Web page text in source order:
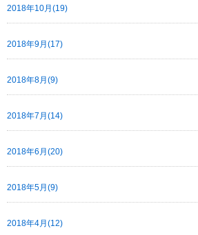
2018年10月(19)
2018年9月(17)
2018年8月(9)
2018年7月(14)
2018年6月(20)
2018年5月(9)
2018年4月(12)